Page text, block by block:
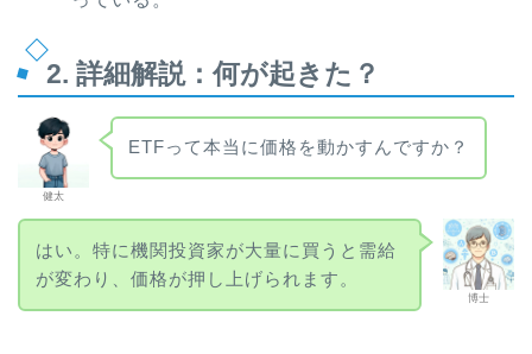
2. 詳細解説：何が起きた？
健太
ETFって本当に価格を動かすんですか？
博士
はい。特に機関投資家が大量に買うと需給
が変わり、価格が押し上げられます。